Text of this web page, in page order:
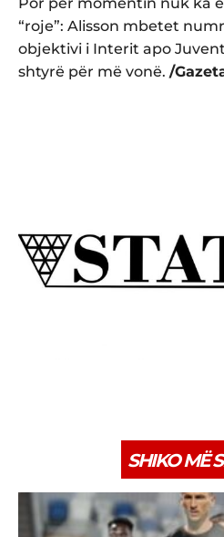
“roje”: Alisson mbetet
objektivi i Interit apo
shtyrë për më vonë. /
SHIKO MË